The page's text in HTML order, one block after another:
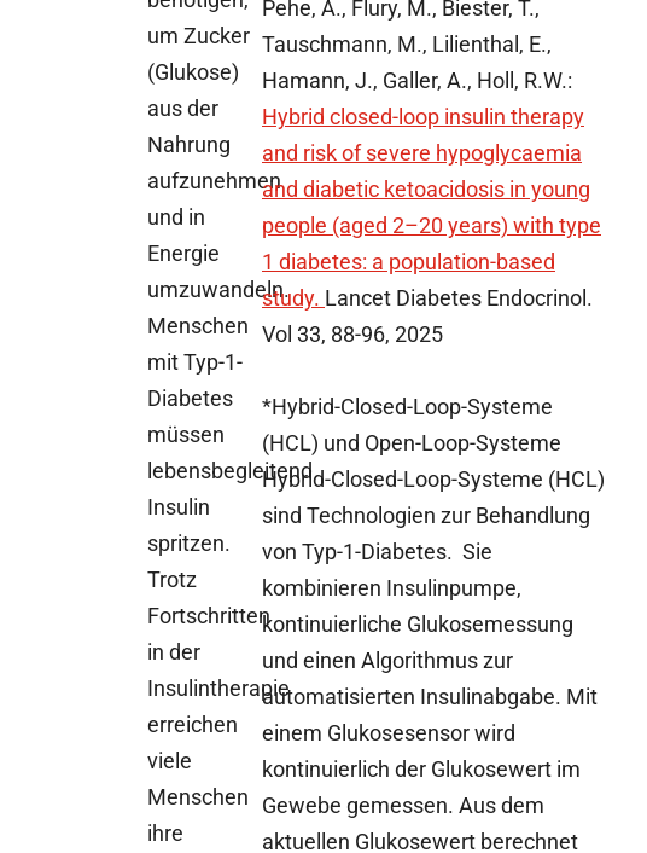
um Zucker
(Glukose)
aus der
Nahrung
aufzunehmen
und in
Energie
umzuwandeln.
Menschen
mit Typ-1-
Diabetes
müssen
lebensbegleitend
Insulin
spritzen.
Trotz
Fortschritten
in der
Insulintherapie
erreichen
viele
Menschen
ihre
Pehe, A., Flury, M., Biester, T.,
Tauschmann, M., Lilienthal, E.,
Hamann, J., Galler, A., Holl, R.W.:
Hybrid closed-loop insulin therapy
and risk of severe hypoglycaemia
and diabetic ketoacidosis in young
people (aged 2–20 years) with type
1 diabetes: a population-based
study. Lancet Diabetes Endocrinol.
Vol 33, 88-96, 2025
*Hybrid-Closed-Loop-Systeme
(HCL) und Open-Loop-Systeme
Hybrid-Closed-Loop-Systeme (HCL)
sind Technologien zur Behandlung
von Typ-1-Diabetes. Sie
kombinieren Insulinpumpe,
kontinuierliche Glukosemessung
und einen Algorithmus zur
automatisierten Insulinabgabe. Mit
einem Glukosesensor wird
kontinuierlich der Glukosewert im
Gewebe gemessen. Aus dem
aktuellen Glukosewert berechnet